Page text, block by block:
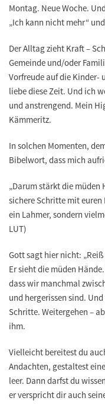
Montag. Neue Woche.
„Ich kann nicht mehr“
Der Alltag zieht Kraft –
Gemeinde und/oder
Vorfreude auf die Kinder-
liebe diese Zeit. Und ich
und anstrengend. Mein
Kämmeritz.
In solchen Momenten,
Bibelwort, dass mich
„Darum stärkt die müden
sichere Schritte mit
ein Lahmer, sondern
LUT)
Gott sagt hier nicht:
Er sieht die müden
dass wir manchmal
und hergerissen sind.
Schritte. Weitergehen –
ihm.
Vielleicht bereitest du
Andachten, gestaltest
leer. Dann darfst du
er verspricht dir auch